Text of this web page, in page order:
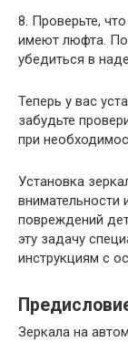
8. Проверьте,
имеют люфта.
убедиться в
Теперь у вас
забудьте
при
Установка
внимательности
повреждений
эту задачу
инструкциям с
Зеркала на